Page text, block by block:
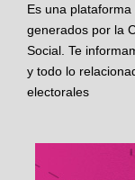
Es una
generados por la
Social. Te
y todo lo
electorales